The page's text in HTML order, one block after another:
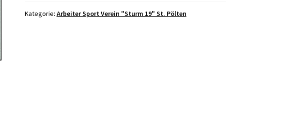
Kategorie: Arbeiter Sport Verein "Sturm 19" St. Pölten